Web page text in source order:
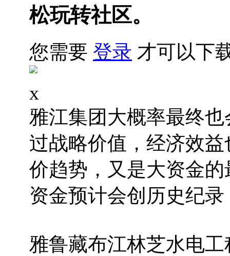
松玩转社区。
您需要 登录 才可以下
x
雅江集团大概率最终
过战略价值，经济效
价趋势，又是大资金
资金预计会创历史纪
雅鲁藏布江林芝水电